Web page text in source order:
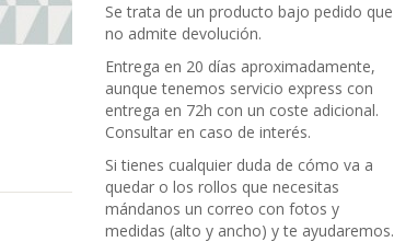
Se trata de un producto bajo pedido que
no admite devolución.
Entrega en 20 días aproximadamente,
aunque tenemos servicio express con
entrega en 72h con un coste adicional.
Consultar en caso de interés.
Si tienes cualquier duda de cómo va a
quedar o los rollos que necesitas
mándanos un correo con fotos y
medidas (alto y ancho) y te ayudaremos.